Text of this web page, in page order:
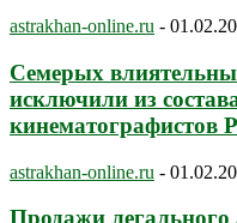
astrakhan-online.ru -
Семерых
исключили из
кинематографистов
astrakhan-online.ru -
Продажи легального